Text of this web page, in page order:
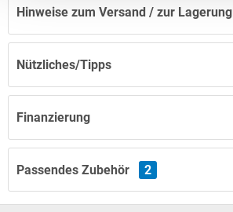
Finanzierung
Hinweise zum Versand / zur Lagerung
Nützliches/Tipps
Passendes Zubehör 2